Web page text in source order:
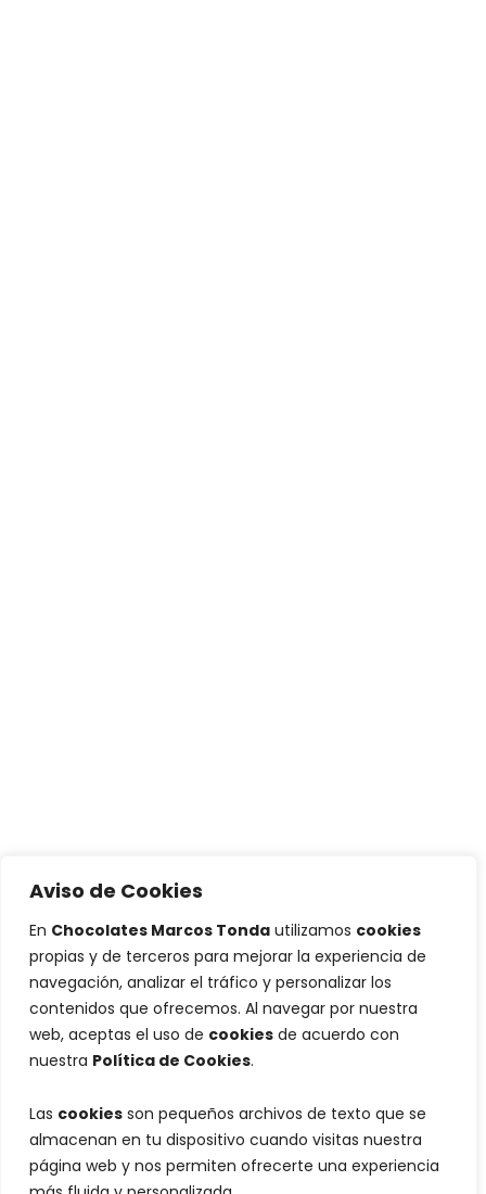
Aviso de Cookies
En Chocolates Marcos Tonda utilizamos cookies
propias y de terceros para mejorar la experiencia de
navegación, analizar el tráfico y personalizar los
contenidos que ofrecemos. Al navegar por nuestra
web, aceptas el uso de cookies de acuerdo con
nuestra Política de Cookies.
Las cookies son pequeños archivos de texto que se
almacenan en tu dispositivo cuando visitas nuestra
página web y nos permiten ofrecerte una experiencia